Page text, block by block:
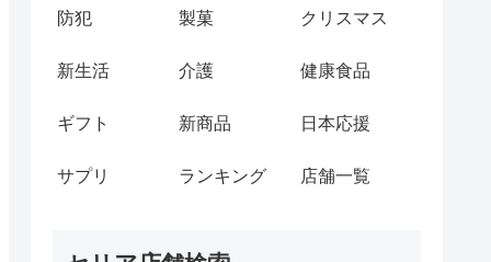
防犯 製菓 クリスマス
新生活 介護 健康食品
ギフト 新商品 日本応援
サプリ ランキング 店舗一覧